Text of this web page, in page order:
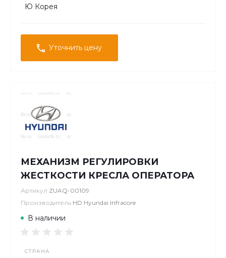
Ю Корея
Уточнить цену
МЕХАНИЗМ РЕГУЛИРОВКИ
ЖЕСТКОСТИ КРЕСЛА ОПЕРАТОРА
Артикул ZUAQ-00109
Производитель HD Hyundai Infracore
В наличии
СТРАНА